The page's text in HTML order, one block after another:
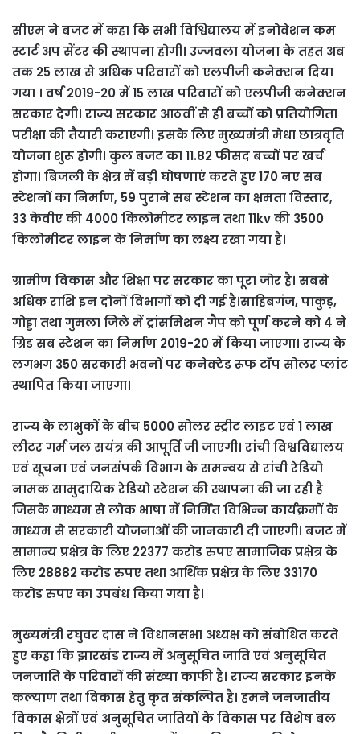
सीएम ने बजट में कहा कि सभी विश्विद्यालय में इनोवेशन कम
स्टार्ट अप सेंटर की स्थापना होगी। उज्जवला योजना के तहत अब
तक 25 लाख से अधिक परिवारों को एलपीजी कनेक्शन दिया
गया । वर्ष 2019-20 में 15 लाख परिवारों को एलपीजी कनेक्शन
सरकार देगी। राज्य सरकार आठवीं से ही बच्चों को प्रतियोगिता
परीक्षा की तैयारी कराएगी। इसके लिए मुख्यमंत्री मेधा छात्रवृति
योजना शुरू होगी। कुल बजट का 11.82 फीसद बच्चों पर खर्च
होगा। बिजली के क्षेत्र में बड़ी घोषणाएं करते हुए 170 नए सब
स्टेशनों का निर्माण, 59 पुराने सब स्टेशन का क्षमता विस्तार,
33 केवीए की 4000 किलोमीटर लाइन तथा 11kv की 3500
किलोमीटर लाइन के निर्माण का लक्ष्य रखा गया है।
ग्रामीण विकास और शिक्षा पर सरकार का पूरा जोर है। सबसे
अधिक राशि इन दोनों विभागों को दी गई है।साहिबगंज, पाकुड़,
गोड्डा तथा गुमला जिले में ट्रांसमिशन गैप को पूर्ण करने को 4 ने
ग्रिड सब स्टेशन का निर्माण 2019-20 में किया जाएगा। राज्य के
लगभग 350 सरकारी भवनों पर कनेक्टेड रूफ टॉप सोलर प्लांट
स्थापित किया जाएगा।
राज्य के लाभुकों के बीच 5000 सोलर स्ट्रीट लाइट एवं 1 लाख
लीटर गर्म जल सयंत्र की आपूर्ति जी जाएगी। रांची विश्वविद्यालय
एवं सूचना एवं जनसंपर्क विभाग के समन्वय से रांची रेडियो
नामक सामुदायिक रेडियो स्टेशन की स्थापना की जा रही है
जिसके माध्यम से लोक भाषा में निर्मित विभिन्न कार्यक्रमों के
माध्यम से सरकारी योजनाओं की जानकारी दी जाएगी। बजट में
सामान्य प्रक्षेत्र के लिए 22377 करोड रुपए सामाजिक प्रक्षेत्र के
लिए 28882 करोड रुपए तथा आर्थिक प्रक्षेत्र के लिए 33170
करोड रुपए का उपबंध किया गया है।
मुख्यमंत्री रघुवर दास ने विधानसभा अध्यक्ष को संबोधित करते
हुए कहा कि झारखंड राज्य में अनुसूचित जाति एवं अनुसूचित
जनजाति के परिवारों की संख्या काफी है। राज्य सरकार इनके
कल्याण तथा विकास हेतु कृत संकल्पित है। हमने जनजातीय
विकास क्षेत्रों एवं अनुसूचित जातियों के विकास पर विशेष बल